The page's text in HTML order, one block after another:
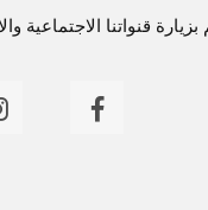
قنواتنا الاجتماعية